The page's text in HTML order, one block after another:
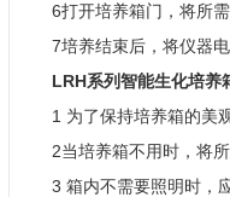
6打开培养箱门，将
7培养结束后，将仪器
LRH系列智能生化培养
1 为了保持培养箱的美观
2当培养箱不用时，将
3 箱内不需要照明时